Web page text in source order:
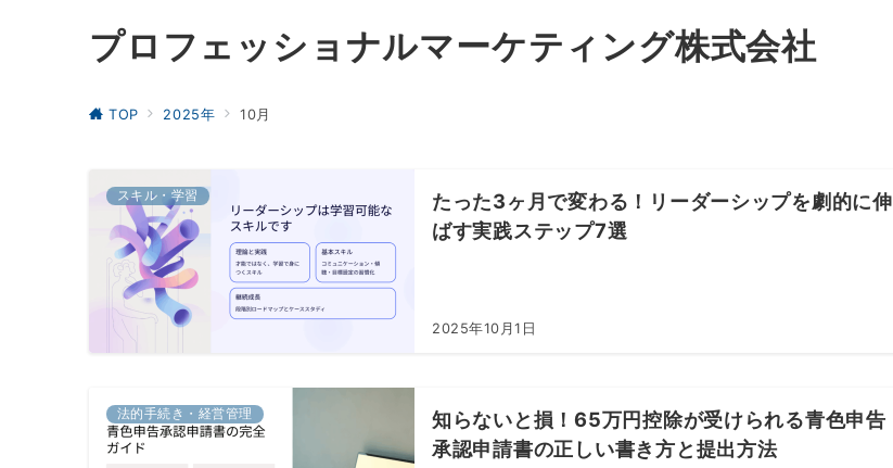
プロフェッショナルマーケティング株式会社
TOP 2025年 10月
スキル・学習
たった3ヶ月で変わる！リーダーシップを劇的に伸
ばす実践ステップ7選
2025年10月1日
法的手続き・経営管理
知らないと損！65万円控除が受けられる青色申告
承認申請書の正しい書き方と提出方法